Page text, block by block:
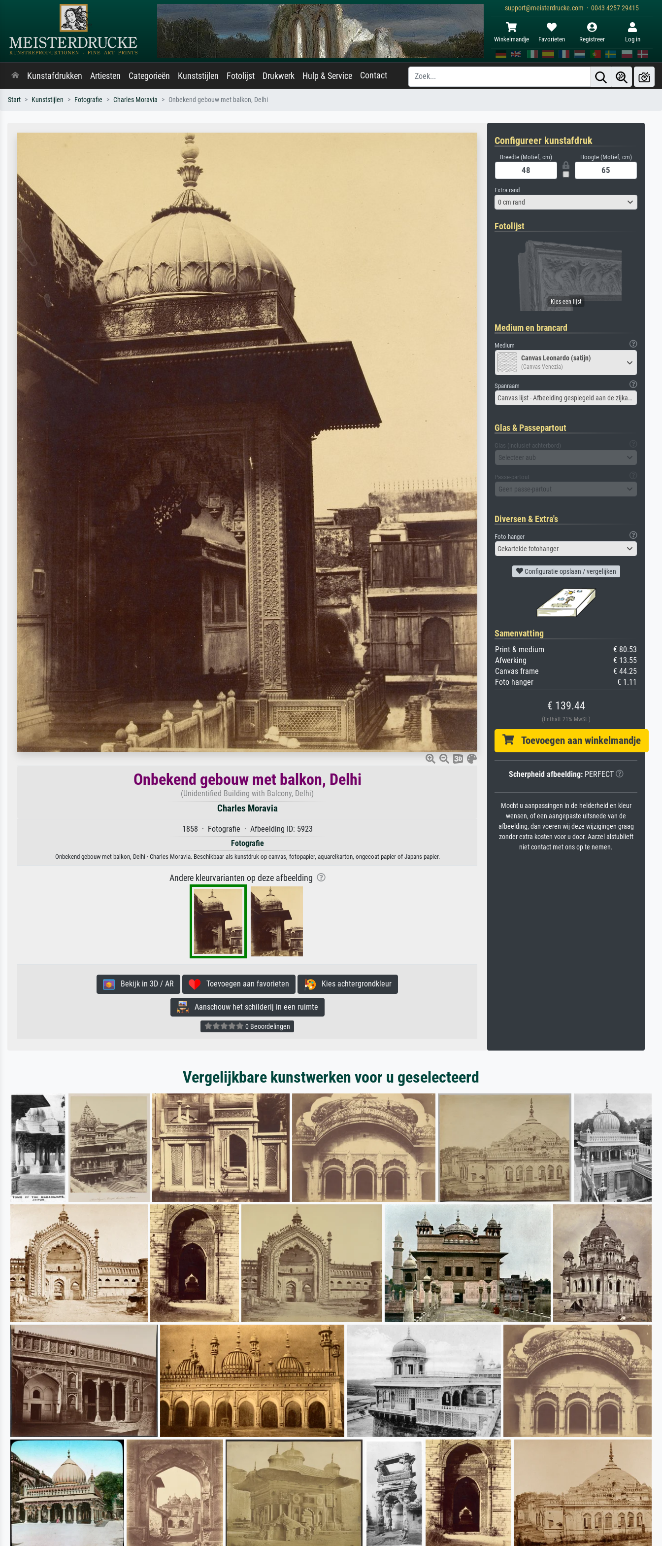
support@meisterdrucke.com · 0043 4257 29415
Winkelmandje Favorieten Registreer Log in
Kunstafdrukken Artiesten Categorieën Kunststijlen Fotolijst Drukwerk Hulp & Service Contact
Start Kunststijlen Fotografie Charles Moravia Onbekend gebouw met balkon, Delhi
Onbekend gebouw met balkon, Delhi
(Unidentified Building with Balcony, Delhi)
Charles Moravia
1858 · Fotografie · Afbeelding ID: 5923
Fotografie
Onbekend gebouw met balkon, Delhi · Charles Moravia. Beschikbaar als kunstdruk op canvas, fotopapier, aquarelkarton, ongecoat papier of Japans papier.
Andere kleurvarianten op deze afbeelding
Bekijk in 3D / AR Toevoegen aan favorieten Kies achtergrondkleur
Aanschouw het schilderij in een ruimte
0 Beoordelingen
Configureer kunstafdruk
Breedte (Motief, cm) Hoogte (Motief, cm)
Extra rand
0 cm rand
Fotolijst
Medium en brancard
Medium
Canvas Leonardo (satijn)
(Canvas Venezia)
Spanraam
Canvas lijst - Afbeelding gespiegeld aan de zijkant
Glas & Passepartout
Glas (inclusief achterbord)
Selecteer aub
Passe-partout
Geen passe-partout
Diversen & Extra's
Foto hanger
Gekartelde fotohanger
Configuratie opslaan / vergelijken
Samenvatting
Print & medium
€ 80.53
Afwerking
€ 13.55
Canvas frame
€ 44.25
Foto hanger
€ 1.11
€ 139.44
(Enthält 21% MwSt.)
Toevoegen aan winkelmandje
Scherpheid afbeelding:PERFECT
Mocht u aanpassingen in de helderheid en kleur
wensen, of een aangepaste uitsnede van de
afbeelding, dan voeren wij deze wijzigingen graag
zonder extra kosten voor u door. Aarzel alstublieft
niet contact met ons op te nemen.
Vergelijkbare kunstwerken voor u geselecteerd